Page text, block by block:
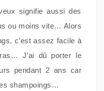
signifie aussi des
ou moins vite… Alors
c’est assez facile à
J’ai dû porter le
pendant 2 ans car
shampoings…